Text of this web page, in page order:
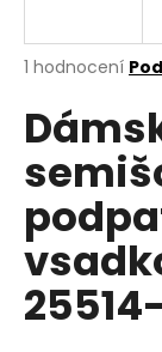
Průměrné
produktu
je
z
5
hvězdiček.
1 hodnocení
j
t
?